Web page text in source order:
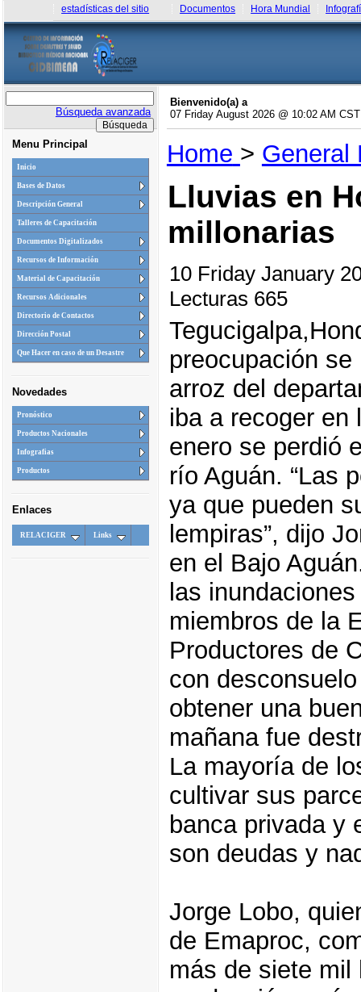
estadísticas del sitio Documentos Hora Mundial
Búsqueda avanzada
Menu Principal
Inicio
Bases de Datos
Descripción General
Talleres de Capacitación
Documentos Digitalizados
Recursos de Información
Material de Capacitación
Recursos Adicionales
Directorio de Contactos
Dirección Postal
Que Hacer en caso de un Desastre
Novedades
Pronóstico
Productos Nacionales
Infografias
Productos
Enlaces
RELACIGER Links
Bienvenido(a) a
07 Friday August 2026 @ 10:02 AM CST
Home > General
Lluvias en
millonarias
10 Friday January
Lecturas 665
preocupación
arroz del
iba a recoger en
enero se perdió
río Aguán. “Las
ya que pueden
lempiras”, dijo
en el Bajo
las
miembros de la
Productores de
con
obtener una
mañana fue
La mayoría de
cultivar sus
banca privada y
son deudas y
Jorge Lobo,
de Emaproc,
más de siete